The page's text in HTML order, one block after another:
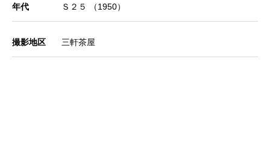
年代 Ｓ２５ （1950）
撮影地区 三軒茶屋